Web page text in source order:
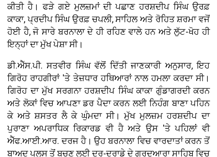
ਕੀਤੀ ਹੈ। ਫੜੇ ਗਏ ਮੁਲਜ਼ਮਾਂ ਦੀ ਪਛਾਣ ਹਰਸ਼ਦੀਪ ਸਿੰਘ ਉਰਫ਼
ਕਾਕਾ, ਪ੍ਰਦੀਪ ਸਿੰਘ ਉਰਫ਼ ਚਪਲੀ, ਸਾਹਿਲ ਅਤੇ ਰੋਹਿਤ ਸ਼ਰਮਾ ਵਜੋਂ
ਹੋਈ ਹੈ, ਜੋ ਸਾਰੇ ਬਰਨਾਲਾ ਦੇ ਹੀ ਰਹਿਣ ਵਾਲੇ ਹਨ ਅਤੇ ਲੁੱਟ-ਖੋਹ ਹੀ
ਇਨ੍ਹਾਂ ਦਾ ਮੁੱਖ ਪੇਸ਼ਾ ਸੀ।
ਡੀ.ਐੱਸ.ਪੀ. ਸਤਵੀਰ ਸਿੰਘ ਵੱਲੋਂ ਦਿੱਤੀ ਜਾਣਕਾਰੀ ਅਨੁਸਾਰ, ਇਹ
ਗਿਰੋਹ ਰਾਹਗੀਰਾਂ 'ਤੇ ਤੇਜ਼ਧਾਰ ਹਥਿਆਰਾਂ ਨਾਲ ਹਮਲਾ ਕਰਦਾ ਸੀ।
ਗਿਰੋਹ ਦਾ ਮੁੱਖ ਸਰਗਨਾ ਹਰਸ਼ਦੀਪ ਸਿੰਘ ਕਾਕਾ ਗੁੰਡਾਗਰਦੀ ਕਰਨ
ਅਤੇ ਲੋਕਾਂ ਵਿਚ ਆਪਣਾ ਡਰ ਪੈਦਾ ਕਰਨ ਲਈ ਨਿਹੰਗ ਬਾਣਾ ਪਹਿਨ
ਕੇ ਅਤੇ ਸ਼ਸਤਰ ਲੈ ਕੇ ਘੁੰਮਦਾ ਸੀ। ਮੁੱਖ ਮੁਲਜ਼ਮ ਹਰਸ਼ਦੀਪ ਦਾ
ਪੁਰਾਣਾ ਅਪਰਾਧਿਕ ਰਿਕਾਰਡ ਵੀ ਹੈ ਅਤੇ ਉਸ 'ਤੇ ਪਹਿਲਾਂ ਵੀ
ਐੱਫ.ਆਈ.ਆਰ. ਦਰਜ ਹੈ। ਉਹ ਬਰਨਾਲਾ ਵਿਚ ਵਾਰਦਾਤਾਂ ਕਰਨ ਤੋਂ
ਬਾਅਦ ਪੁਲਸ ਤੋਂ ਬਚਣ ਲਈ ਦੂਰ-ਦਰਾਡੇ ਦੇ ਗੁਰਦੁਆਰਾ ਸਾਹਿਬ ਵਿਚ